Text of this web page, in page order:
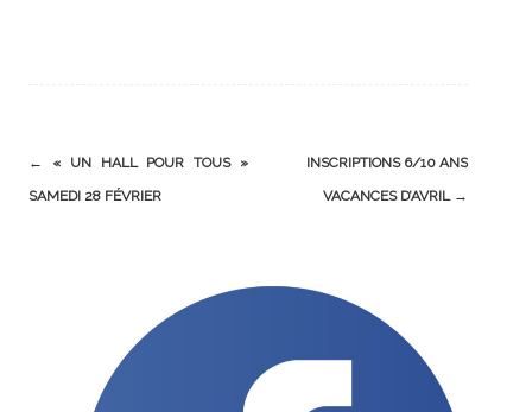
Post
navigation
←
« UN HALL POUR TOUS »
SAMEDI 28 FÉVRIER
INSCRIPTIONS 6/10 ANS
VACANCES D’AVRIL →